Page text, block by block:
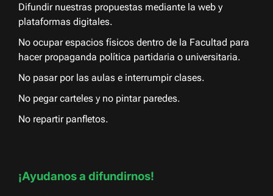
Difundir nuestras propuestas mediante la web y
plataformas digitales.
No ocupar espacios físicos dentro de la Facultad para
hacer propaganda política partidaria o universitaria.
No pasar por las aulas e interrumpir clases.
No pegar carteles y no pintar paredes.
No repartir panfletos.
¡Ayudanos a difundirnos!